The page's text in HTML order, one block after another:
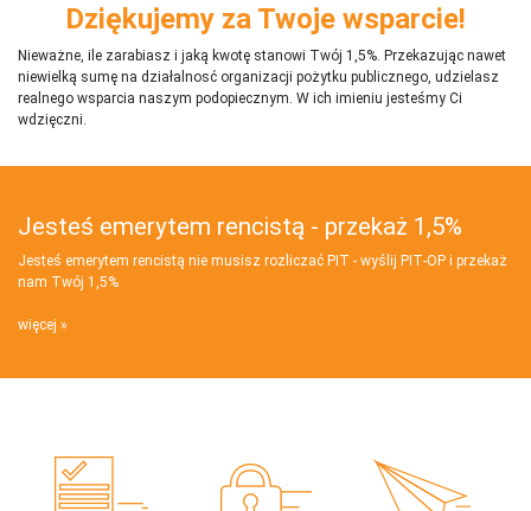
Dziękujemy za Twoje wsparcie!
Nieważne, ile zarabiasz i jaką kwotę stanowi Twój 1,5%. Przekazując nawet
niewielką sumę na działalnosć organizacji pożytku publicznego, udzielasz
realnego wsparcia naszym podopiecznym. W ich imieniu jesteśmy Ci
wdzięczni.
Jesteś emerytem rencistą - przekaż 1,5%
Jesteś emerytem rencistą nie musisz rozliczać PIT - wyślij PIT‑OP i przekaż
nam Twój 1,5%
więcej